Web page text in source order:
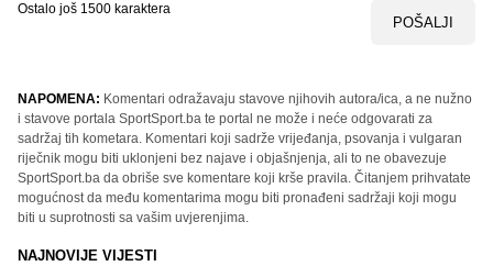
Ostalo još 1500 karaktera
POŠALJI
NAPOMENA: Komentari odražavaju stavove njihovih autora/ica, a ne nužno
i stavove portala SportSport.ba te portal ne može i neće odgovarati za
sadržaj tih kometara. Komentari koji sadrže vrijeđanja, psovanja i vulgaran
riječnik mogu biti uklonjeni bez najave i objašnjenja, ali to ne obavezuje
SportSport.ba da obriše sve komentare koji krše pravila. Čitanjem prihvatate
mogućnost da među komentarima mogu biti pronađeni sadržaji koji mogu
biti u suprotnosti sa vašim uvjerenjima.
NAJNOVIJE VIJESTI